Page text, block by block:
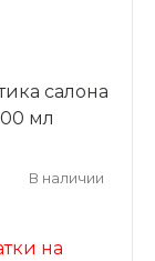
салона
мл
В наличии
на